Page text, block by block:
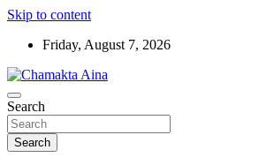
Skip to content
Friday, August 7, 2026
Chamakta Aina
Hindi News Paper – Jharkhand
Search
Search